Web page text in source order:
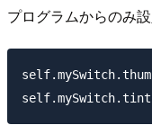
プログラムからのみ